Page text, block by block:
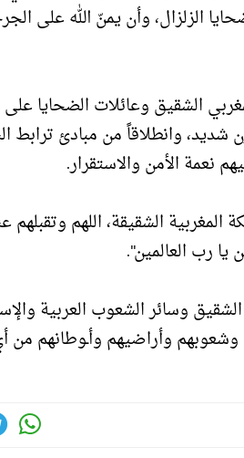
الزلزال، وأن يمنّ الله على
الشقيق وعائلات الضحايا
وانطلاقاً من مبادئ ترابط
نعمة الأمن والاستقرار.
الشقيقة، اللهم
رب العالمين".
وسائر الشعوب العربية
وأراضيهم وأـوطانهم من